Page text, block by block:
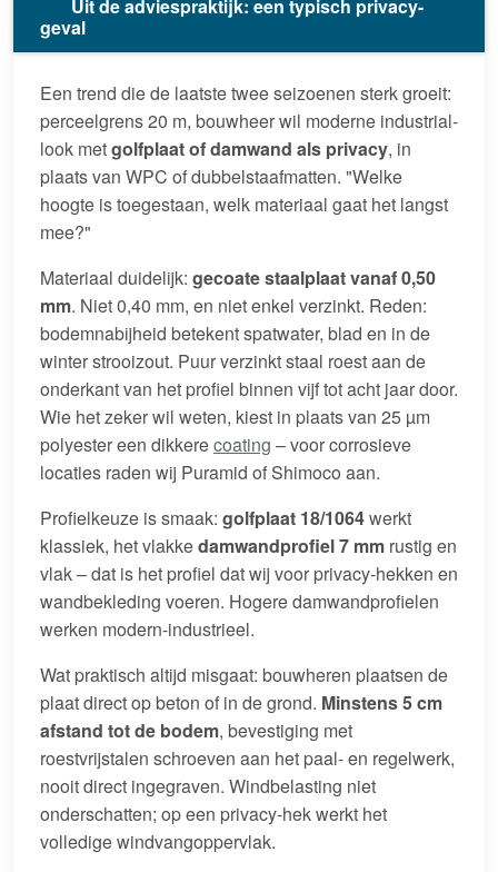
Uit de adviespraktijk: een typisch privacy-
geval
Een trend die de laatste twee seizoenen sterk groeit:
perceelgrens 20 m, bouwheer wil moderne industrial-
look metgolfplaat of damwand als privacy, in
plaats van WPC of dubbelstaafmatten. "Welke
hoogte is toegestaan, welk materiaal gaat het langst
mee?"
Materiaal duidelijk: gecoate staalplaat vanaf 0,50
mm. Niet 0,40 mm, en niet enkel verzinkt. Reden:
bodemnabijheid betekent spatwater, blad en in de
winter strooizout. Puur verzinkt staal roest aan de
onderkant van het profiel binnen vijf tot acht jaar door.
Wie het zeker wil weten, kiest in plaats van 25 µm
polyester een dikkerecoating – voor corrosieve
locaties raden wij Puramid of Shimoco aan.
Profielkeuze is smaak: golfplaat 18/1064werkt
klassiek, het vlakkedamwandprofiel 7 mm rustig en
vlak – dat is het profiel dat wij voor privacy-hekken en
wandbekleding voeren. Hogere damwandprofielen
werken modern-industrieel.
Wat praktisch altijd misgaat: bouwheren plaatsen de
plaat direct op beton of in de grond. Minstens 5 cm
afstand tot de bodem, bevestiging met
roestvrijstalen schroeven aan het paal- en regelwerk,
nooit direct ingegraven. Windbelasting niet
onderschatten; op een privacy-hek werkt het
volledige windvangoppervlak.